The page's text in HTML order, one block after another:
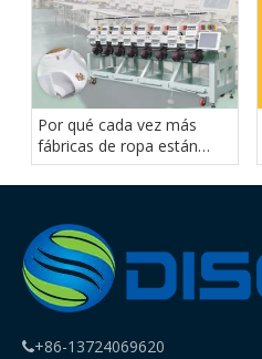
Por qué cada vez más
fábricas de ropa están
cambiando a máquinas de
bordar de cabezales
+86-13724069620